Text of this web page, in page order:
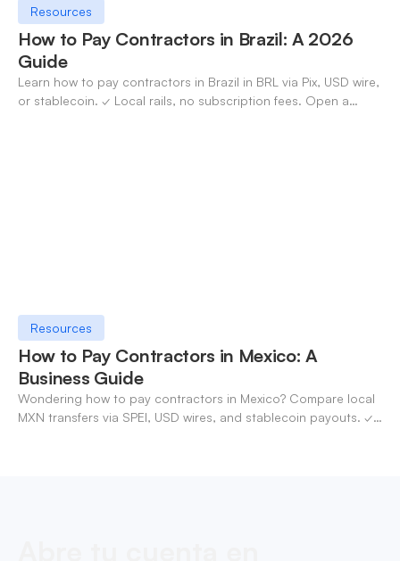
Resources
How to Pay Contractors in Brazil: A 2026
Guide
Learn how to pay contractors in Brazil in BRL via Pix, USD wire,
or stablecoin. ✓ Local rails, no subscription fees. Open a
Resources
How to Pay Contractors in Mexico: A
Business Guide
Wondering how to pay contractors in Mexico? Compare local
MXN transfers via SPEI, USD wires, and stablecoin payouts. ✓